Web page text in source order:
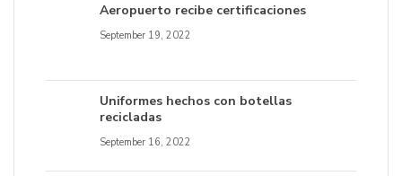
Aeropuerto recibe certificaciones
September 19, 2022
Uniformes hechos con botellas
recicladas
September 16, 2022